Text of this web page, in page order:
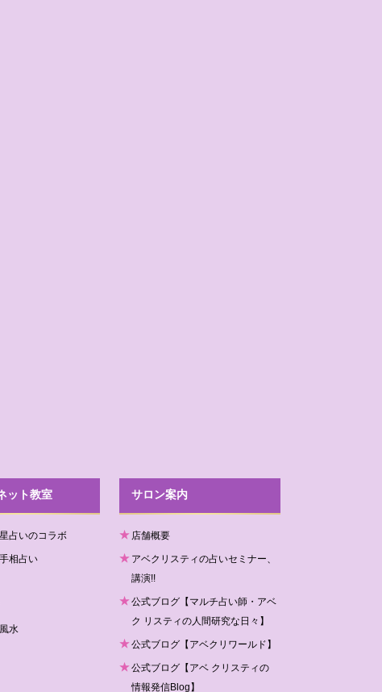
ット教室
占いのコラボ
相占い
水
サロン案内
店舗概要
アベクリスティの占いセミナー、
講演!!
公式ブログ【マルチ占い師・アベ
ク リスティの人間研究な日々】
公式ブログ【アベクリワールド】
公式ブログ【アベ クリスティの
情報発信Blog】